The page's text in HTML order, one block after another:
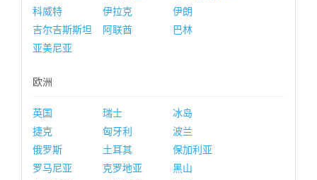
科威特
伊拉克
伊朗
吉尔吉斯斯坦
阿联酋
巴林
亚美尼亚
欧洲
英国 瑞士
冰岛
捷克
匈牙利
波兰
俄罗斯
土耳其
保加利亚
罗马尼亚
克罗地亚
黑山